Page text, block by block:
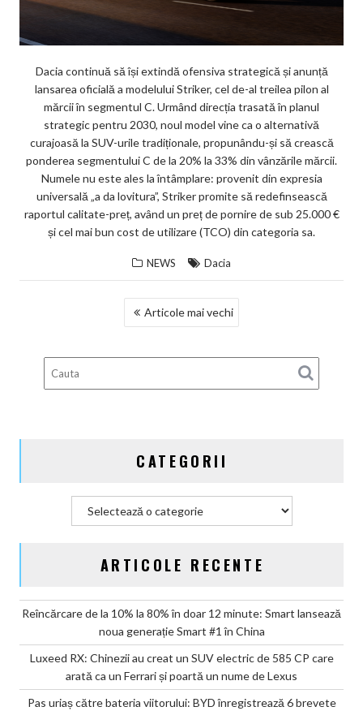
Dacia continuă să își extindă ofensiva strategică și anunță
lansarea oficială a modelului Striker, cel de-al treilea pilon al
mărcii în segmentul C. Urmând direcția trasată în planul
strategic pentru 2030, noul model vine ca o alternativă
curajoasă la SUV-urile tradiționale, propunându-și să crească
ponderea segmentului C de la 20% la 33% din vânzările mărcii.
Numele nu este ales la întâmplare: provenit din expresia
universală „a da lovitura”, Striker promite să redefinsească
raportul calitate-preț, având un preț de pornire de sub 25.000 €
și cel mai bun cost de utilizare (TCO) din categoria sa.
NEWS Dacia
ARTICOLE
Articole mai vechi
CATEGORII
ARTICOLE RECENTE
Reîncărcare de la 10% la 80% în doar 12 minute: Smart lansează
noua generație Smart #1 în China
Luxeed RX: Chinezii au creat un SUV electric de 585 CP care
arată ca un Ferrari și poartă un nume de Lexus
Pas uriaș către bateria viitorului: BYD înregistrează 6 brevete